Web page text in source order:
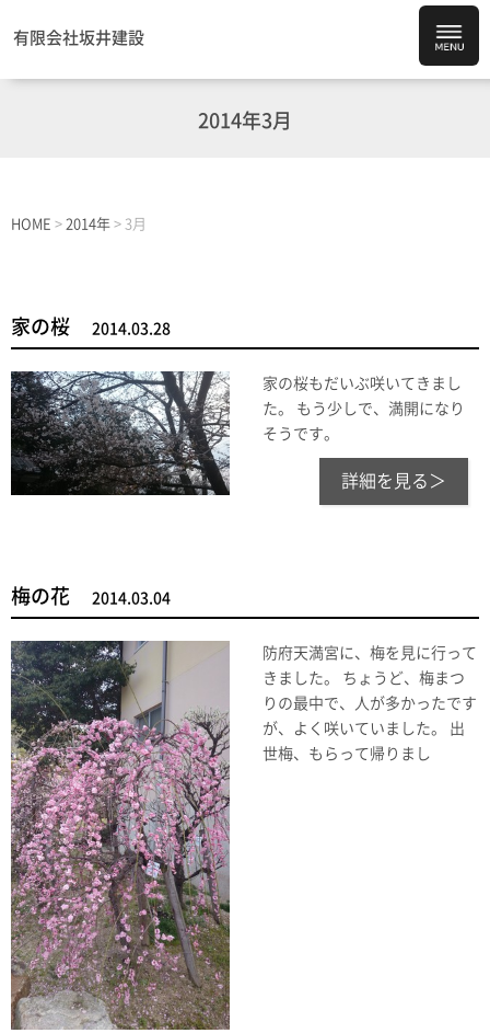
有限会社坂井建設
2014年3月
HOME > 2014年 > 3月
家の桜 2014.03.28
家の桜もだいぶ咲いてきまし
た。 もう少しで、満開になり
そうです。
詳細を見る＞
梅の花 2014.03.04
防府天満宮に、梅を見に行って
きました。 ちょうど、梅まつ
りの最中で、人が多かったです
が、よく咲いていました。 出
世梅、もらって帰りまし